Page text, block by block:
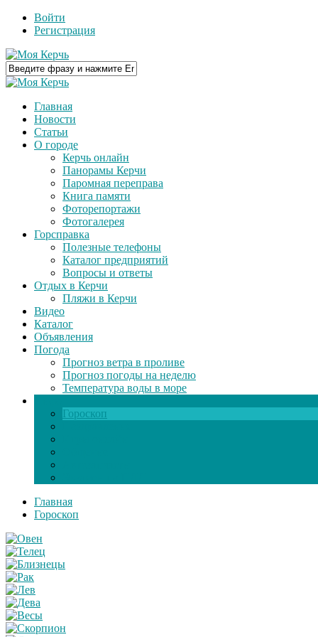
Войти
Регистрация
Главная
Новости
Статьи
О городе
Керчь онлайн
Панорамы Керчи
Паромная переправа
Книга памяти
Фоторепортажи
Фотогалерея
Горсправка
Полезные телефоны
Каталог предприятий
Вопросы и ответы
Отдых в Керчи
Пляжи в Керчи
Видео
Каталог
Объявления
Погода
Прогноз ветра в проливе
Прогноз погоды на неделю
Температура воды в море
Гороскоп
Главная
Гороскоп